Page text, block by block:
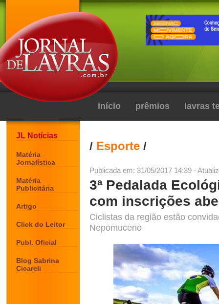
início prêmios lavras
JL Notícias
Matéria
Jornalística
Matéria
Publicitária
Artigo
Click do Leitor
Publ. Oficial
Blog Sabrina
Cicareli
/ Esporte /
Publicada em: 31/05/2017 14:39 -
3ª Pedalada
com inscrições
Ciclistas da região estão
Nepomuceno